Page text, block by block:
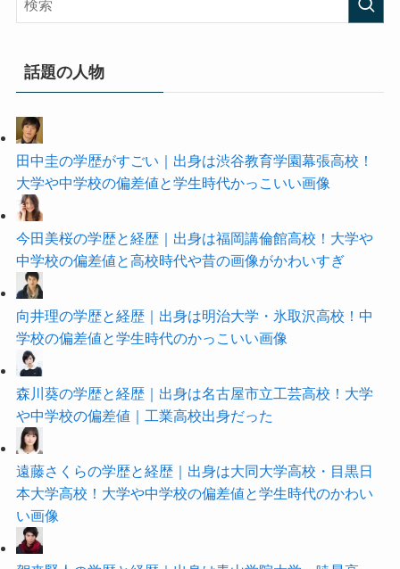
話題の人物
田中圭の学歴がすごい｜出身は渋谷教育学園幕張高校！
大学や中学校の偏差値と学生時代かっこいい画像
今田美桜の学歴と経歴｜出身は福岡講倫館高校！大学や
中学校の偏差値と高校時代や昔の画像がかわいすぎ
向井理の学歴と経歴｜出身は明治大学・氷取沢高校！中
学校の偏差値と学生時代のかっこいい画像
森川葵の学歴と経歴｜出身は名古屋市立工芸高校！大学
や中学校の偏差値｜工業高校出身だった
遠藤さくらの学歴と経歴｜出身は大同大学高校・目黒日
本大学高校！大学や中学校の偏差値と学生時代のかわい
い画像